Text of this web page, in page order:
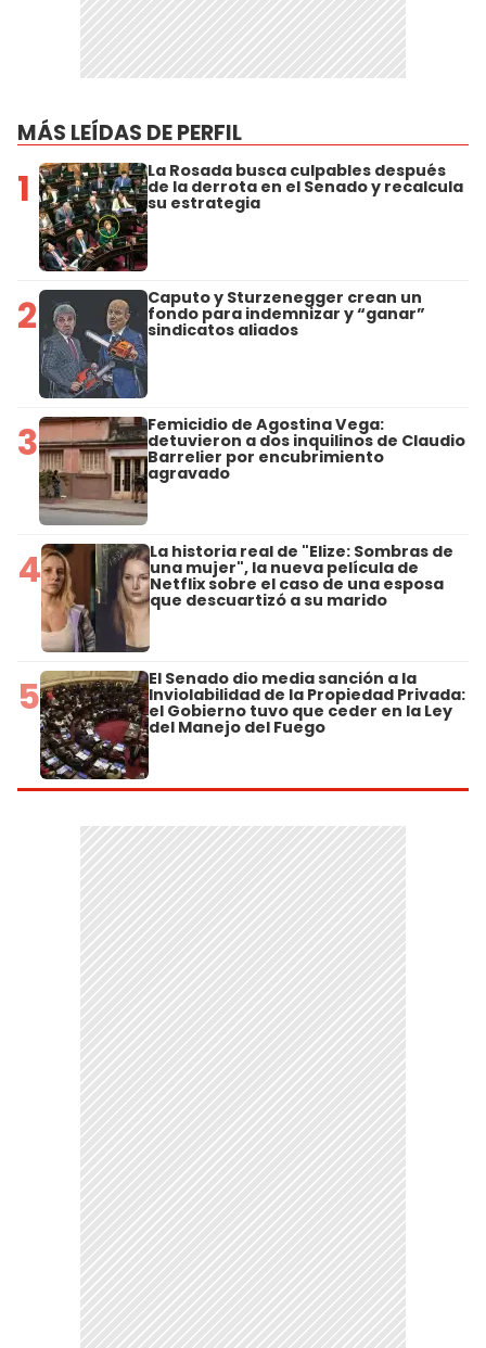
MÁS LEÍDAS DE PERFIL
1 La Rosada busca culpables después
de la derrota en el Senado y recalcula
su estrategia
2 Caputo y Sturzenegger crean un
fondo para indemnizar y “ganar”
sindicatos aliados
3 Femicidio de Agostina Vega:
detuvieron a dos inquilinos de Claudio
Barrelier por encubrimiento
agravado
4 La historia real de "Elize: Sombras de
una mujer", la nueva película de
Netflix sobre el caso de una esposa
que descuartizó a su marido
5 El Senado dio media sanción a la
Inviolabilidad de la Propiedad Privada:
el Gobierno tuvo que ceder en la Ley
del Manejo del Fuego